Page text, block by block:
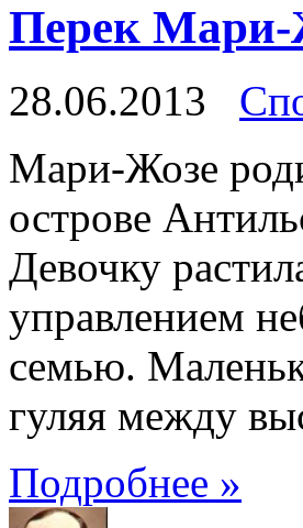
Перек Мари-
28.06.2013
Мари-Жозе
острове
Девочку
управлением
семью.
гуляя между
Подробнее »